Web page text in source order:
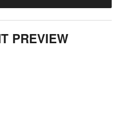
PREVIEW